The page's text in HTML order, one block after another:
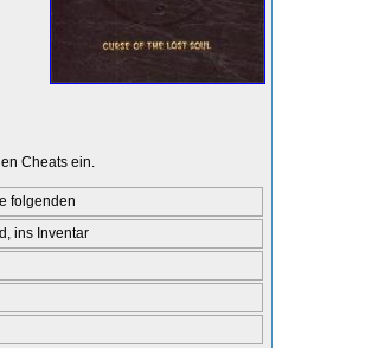
Cheats ein.
folgenden
ins Inventar